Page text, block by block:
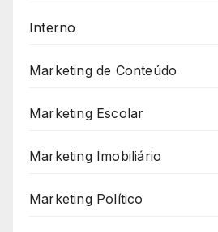
Interno
Marketing de Conteúdo
Marketing Escolar
Marketing Imobiliário
Marketing Político